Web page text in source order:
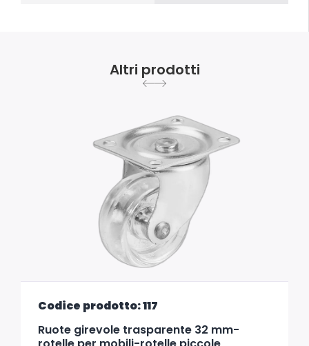
Altri prodotti
Codice prodotto: 117
Ruote girevole trasparente 32 mm-